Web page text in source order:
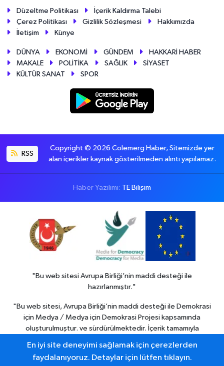
Düzeltme Politikası
İçerik Kaldırma Talebi
Çerez Politikası
Gizlilik Sözleşmesi
Hakkımızda
İletişim
Künye
DÜNYA EKONOMİ GÜNDEM
HAKKARİ HABER
MAKALE
POLİTİKA SAĞLIK
SİYASET
KÜLTÜR SANAT
SPOR
RSS
Copyright © 2026 Colemerg Haber, Sitemizde yer
alan içerikler kaynak gösterilmeden alıntı yapılamaz.
Haber Yazılımı: TE Bilişim
"Bu web sitesi Avrupa Birliği’nin maddi desteği ile
hazırlanmıştır."
"Bu web sitesi, Avrupa Birliği’nin maddi desteği ile Demokrasi
için Medya / Medya için Demokrasi Projesi kapsamında
oluşturulmuştur. ve sürdürülmektedir. İçerik tamamıyla
görüşlerini yansıtmak zorunda değildir."
En iyi site deneyimi sağlamak için çerezlerden
faydalanıyoruz. Detaylar için lütfen tıklayın.